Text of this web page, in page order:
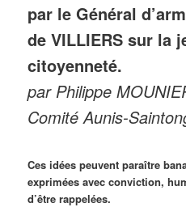
par le Général
de VILLIERS sur la
citoyenneté.
par Philippe
Comité Aunis-
Ces idées peuvent paraître
exprimées avec conviction,
d’être rappelées.